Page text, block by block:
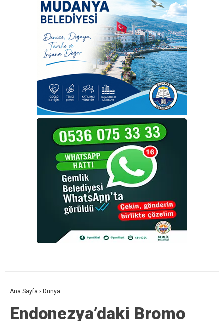
Ana Sayfa › Dünya
Endonezya’daki Bromo